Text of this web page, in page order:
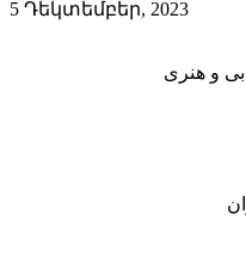
5 Դեկտեմբեր, 2023
و هنری